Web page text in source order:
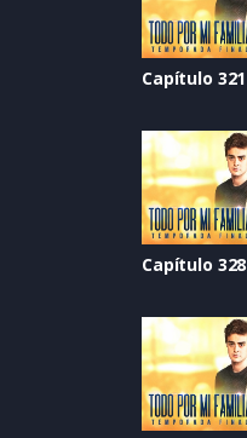
Capítulo 321
Capítulo 328